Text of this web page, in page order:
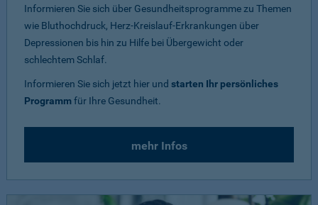
Informieren Sie sich über Gesundheitsprogramme zu Themen
wie Bluthochdruck, Herz-Kreislauf-Erkrankungen über
Depressionen bis hin zu Hilfe bei Übergewicht oder
schlechtem Schlaf.
Informieren Sie sich jetzt hier und starten Ihr persönliches
Programmfür Ihre Gesundheit.
mehr Infos